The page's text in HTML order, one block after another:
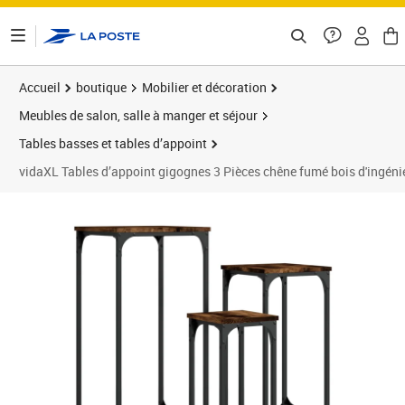
Accueil boutique
Mobilier et décoration
Meubles de salon, salle à manger et séjour
Tables basses et tables d’appoint
vidaXL Tables d’appoint gigognes 3 Pièces chêne fumé bois